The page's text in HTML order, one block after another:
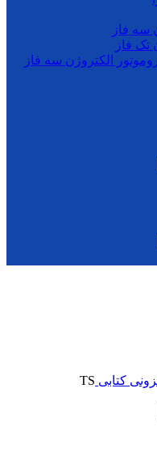
سه فاز
تک فاز
الکتروژن سه فاز
کتابی TS